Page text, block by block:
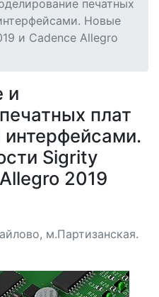
печатных
Новые
и Cadence Allegro
и
плат
Sigrity
2019
м.Партизанская.